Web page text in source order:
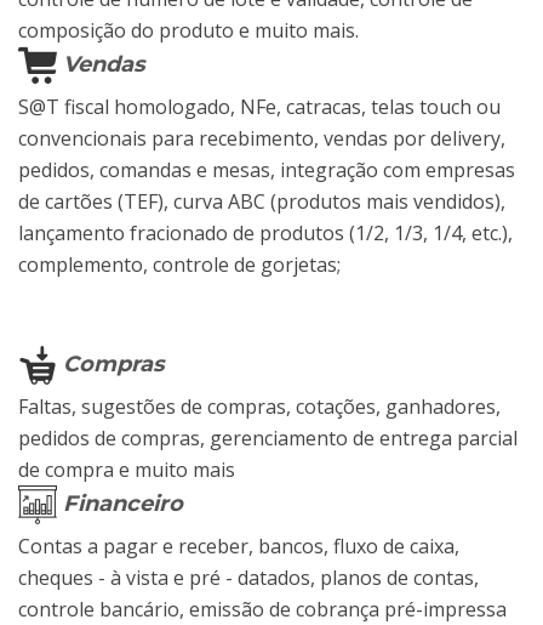
composição do produto e muito mais.
Vendas
S@T fiscal homologado, NFe, catracas, telas touch ou
convencionais para recebimento, vendas por delivery,
pedidos, comandas e mesas, integração com empresas
de cartões (TEF), curva ABC (produtos mais vendidos),
lançamento fracionado de produtos (1/2, 1/3, 1/4, etc.),
complemento, controle de gorjetas;
Compras
Faltas, sugestões de compras, cotações, ganhadores,
pedidos de compras, gerenciamento de entrega parcial
de compra e muito mais
Financeiro
Contas a pagar e receber, bancos, fluxo de caixa,
cheques - à vista e pré - datados, planos de contas,
controle bancário, emissão de cobrança pré-impressa